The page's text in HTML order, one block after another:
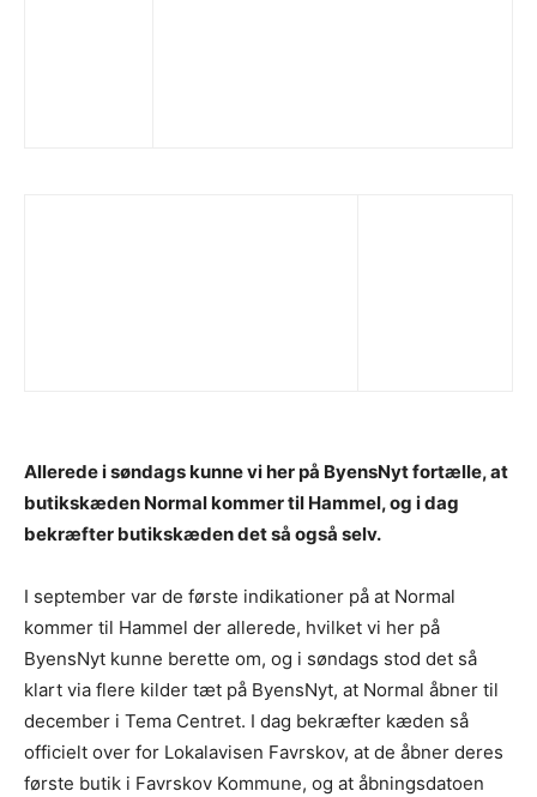
Allerede i søndags kunne vi her på ByensNyt fortælle, at
butikskæden Normal kommer til Hammel, og i dag
bekræfter butikskæden det så også selv.
I september var de første indikationer på at Normal
kommer til Hammel der allerede, hvilket vi her på
ByensNyt kunne berette om, og i søndags stod det så
klart via flere kilder tæt på ByensNyt, at Normal åbner til
december i Tema Centret. I dag bekræfter kæden så
officielt over for Lokalavisen Favrskov, at de åbner deres
første butik i Favrskov Kommune, og at åbningsdatoen